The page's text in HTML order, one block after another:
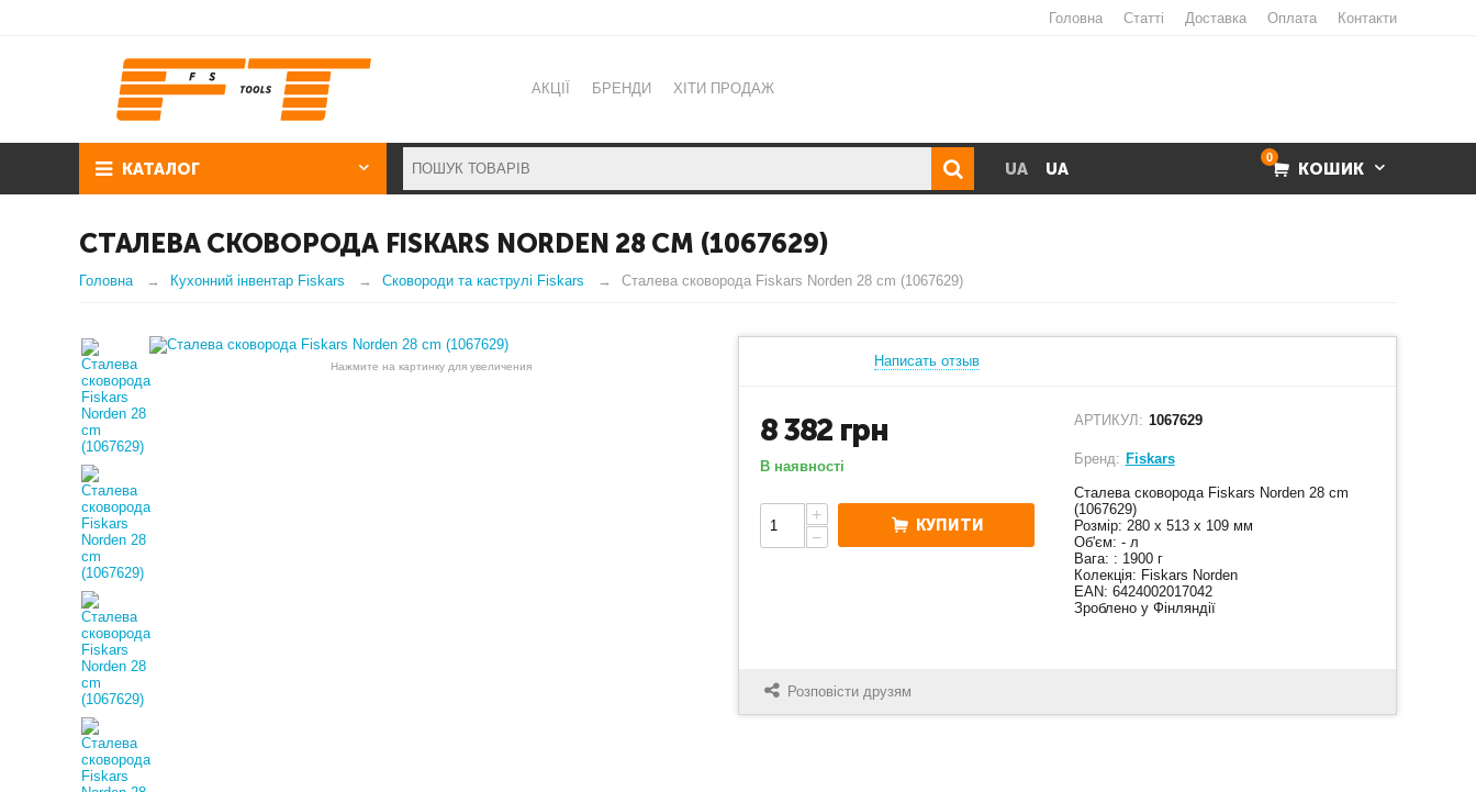
Головна Статті Доставка Оплата Контакти
АКЦІЇ БРЕНДИ ХІТИ ПРОДАЖ
КАТАЛОГ UA UA
0
КОШИК
СТАЛЕВА СКОВОРОДА FISKARS NORDEN 28 CM (1067629)
Головна Кухонний інвентар Fiskars Сковороди та каструлі Fiskars Сталева сковорода Fiskars Norden 28 cm (1067629)
Нажмите на картинку для увеличения Написать отзыв
8 382 грн
В наявності
+
−
КУПИТИ
АРТИКУЛ: 1067629
Бренд: Fiskars
Сталева сковорода Fiskars Norden 28 cm
(1067629)
Розмір: 280 x 513 x 109 мм
Об'єм: - л
Вага: : 1900 г
Колекція: Fiskars Norden
EAN: 6424002017042
Зроблено у Фінляндії
Розповісти друзям